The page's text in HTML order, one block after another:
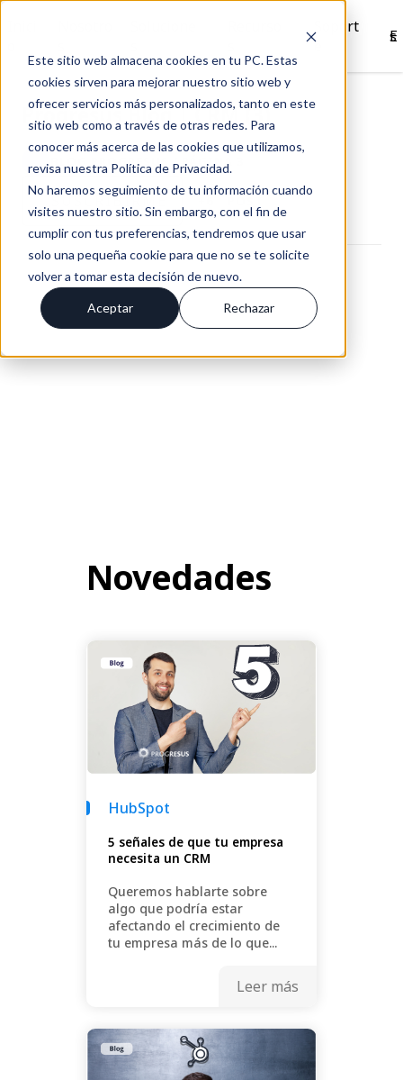
Este sitio web almacena cookies en tu PC. Estas
cookies sirven para mejorar nuestro sitio web y
ofrecer servicios más personalizados, tanto en este
sitio web como a través de otras redes. Para
conocer más acerca de las cookies que utilizamos,
revisa nuestra Política de Privacidad.
No haremos seguimiento de tu información cuando
visites nuestro sitio. Sin embargo, con el fin de
cumplir con tus preferencias, tendremos que usar
solo una pequeña cookie para que no se te solicite
volver a tomar esta decisión de nuevo.
Aceptar Rechazar
Soport
e
Es
Progresus Blog | CRM (3)
BLOG PROGRESUS / PÁGINA 3
SUSCRÍBIRME
Novedades
HubSpot
5 señales de que tu empresa
necesita un CRM
Queremos hablarte sobre
algo que podría estar
afectando el crecimiento de
tu empresa más de lo que...
Leer más